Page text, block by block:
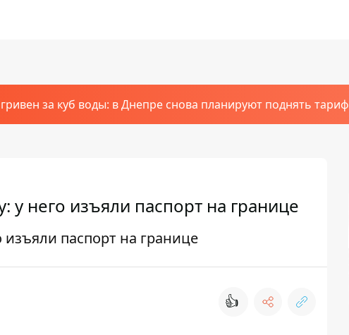
за куб воды: в Днепре снова планируют поднять тариф
у него изъяли паспорт на границе
изъяли паспорт на границе
👍